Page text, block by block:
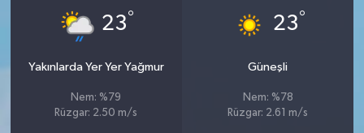
23°
Yakınlarda Yer Yer Yağmur
Nem: %79
Rüzgar: 2.50 m/s
23°
Güneşli
Nem: %78
Rüzgar: 2.61 m/s